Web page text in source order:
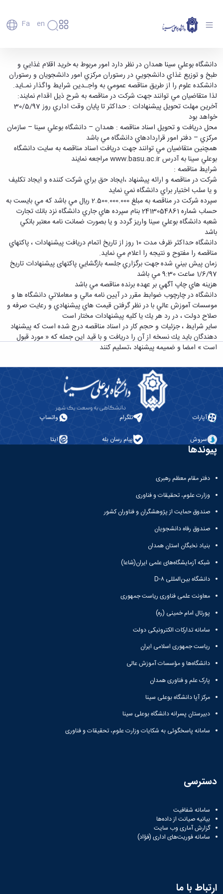
Fa En
دانشگاه
تاریخچه
و
معرفی
برنامه
راهبردی
دانشگاه
نقشه
دانشگاه
سازمان
دانشگاه
معاونت
توسعه
مدیریت
و
پشتیبانی
معاونت
آموزشی
و
تحصیلات
تکمیلی
معاونت
دانشجویی
معاونت
پژوهش
و
فناوری
معاونت
فرهنگی
معظم
تماس
با
دانشگاه
اعضای
هیأت
علمی
کارکنان
دانشجویان
فارغ
التحصیلان
دانشکده‌ها
پردیس
اصلی
مهندسی
کشاورزی
شیمی
و
علوم
نفت
علوم
هنر
و
معماری
دامپزشکی
علوم
پایه
علوم
اقتصادی
و
اجتماعی
دانشکده
اقماری
ارتباط
با ما
روابط
بین
الملل
(قدم
الآن)
Apply
Now
آگهی تجدید مناقصه عمومی - دانشگاه بوعلی سینا
همدان
دانشگاه بوعلي سينا همدان در نظر دارد امور مربوط به خريد اقلام غذايي و
طبخ و توزيع غذاي دانشجويي در رستوران مركزي امور دانشجويان و رستوران
دانشكده علوم را از طريق مناقصه عمومي به واجـدین شرايط واگذار نمـايد.
لذا متقاضيان مي توانند جهت شركت در مناقصه به شرح ذيل اقدام نمايند:
‌آخرين مهلت تحويل پيشنهادات : حداكثر تا پايان وقت اداري روز 30/5/97
خواهد بود
محل دريافت و تحويل اسناد مناقصه : همدان – دانشگاه بوعلي سينا – سازمان
مركزي – دفتر امور قراردادهاي دانشگاه مي باشد
همچنين متقاضيان مي توانند جهت دريافت اسناد مناقصه به سايت دانشگاه
بوعلي سينا به آدرسwww.basu.ac.irمراجعه نمايند
شرايط مناقصه :
شركت در مناقصه و ارائه پيشنهاد ،‌ايجاد حق براي شركت كننده و ايجاد تكليف
و يا سلب اختيار براي دانشگاه نمي نمايد
سپرده شركت در مناقصه به مبلغ 2.500.000.000 ريال مي باشد كه مي بايست به
حساب شماره 2413054861 بنام سپرده هاي جاري دانشگاه نزد بانك تجارت
شعبه دانشگاه بوعلي سينا واريز گردد و يا بصورت ضمانت نامه معتبر بانكي
باشد
دانشگاه حداكثر ظرف مدت 10 روز از تاريخ اتمام دريافت پيشنهادات ، پاكتهاي
مناقصه را مفتوح و نتيجه را اعلام مي نمايد.
زمان پيش بيني شده جهت برگزاري جلسه بازگشايي پاكتهای پيشنهادات تاريخ
1/6/97 ساعت 9:30 مي باشد
هزينه هاي چاپ آگهي بر عهده برنده مناقصه مي باشد
دانشگاه در چارچوب ضوابط مقرر در آيين نامه مالي و معاملاتي دانشگاه ها و
موسسات آموزش عالي با در نظر گرفتن قيمت هاي پيشنهادي و رعايت صرفه و
صلاح دولت ، در رد هر يك يا كليه پيشنهادات مختار است
ساير شرايط ، جزئيات و حجم كار در اسناد مناقصه درج شده است كه پيشنهاد
دهندگان بايد يك نسخه از آن را دريافت و با قيد اين جمله كه « مورد قبول
است » امضا و ضميمه پيشنهاد ،‌تسليم كنند
آپارات تلگرام واتساپ
سروش پیام رسان بله ایتا
پیوندها
دفتر مقام معظم رهبری
وزارت علوم، تحقیقات و فناوری
صندوق حمایت از پژوهشگران و فناوران کشور
صندوق رفاه دانشجویان
بنیاد نخبگان استان همدان
شبکه آزمایشگاه‌های علمی ایران(شاعا)
دانشگاه بین‌المللی D-۸
معاونت علمی فناوری ریاست جمهوری
پورتال امام خمینی (ره)
سامانه تدارکات الکترونیکی دولت
ریاست جمهوری اسلامی ایران
دانشگاه‌ها و مؤسسات آموزش عالی
پارک علم و فناوری همدان
مرکز آپا دانشگاه بوعلی سینا
دبیرستان پسرانه دانشگاه بوعلی سینا
سامانه پاسخگوئی به شکایات وزارت علوم، تحقیقات و فناوری
دسترسی
سامانه شفافیت
بیانیه صیانت از داده‌ها
گزارش آماری وب‌ سایت
سامانه فوریت‌های اداری (فؤاد)
ارتباط با ما